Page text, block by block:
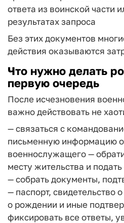
ответа из воинской части
результатах запроса
Без этих документов
действия оказываются
Что нужно делать
первую очередь
После исчезновения
важно действовать не
— связаться с
письменную информацию о
военнослужащего—
месту жительства и
— собрать документы,
— паспорт, свидетельство
о рождении и иные
фиксировать все ответы,